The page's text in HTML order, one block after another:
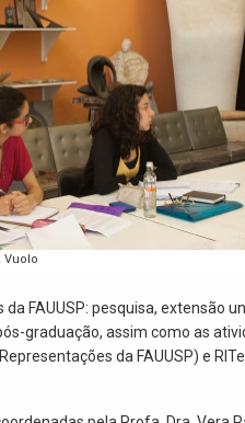
Vuolo
FAUUSP: pesquisa, extensão
graduação, assim como as
da FAUUSP) e